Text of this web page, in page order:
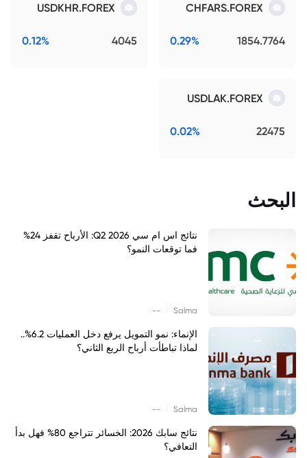
CHFARS.FOREX
1854.7764
0.29%
USDKHR.FOREX
4045
0.12%
USDLAK.FOREX
22475
0.02%
البحث
نتائج اس ام سي Q2 2026: الأرباح تقفز 24%
فما توقعات النمو؟
Salma
--
الإنماء: نمو التمويل يرفع دخل العمليات 6.2%..
لماذا تباطأت أرباح الربع الثاني؟
Salma
--
نتائج سابك 2026: الخسائر تتراجع 80% فهل بدأ
التعافي؟